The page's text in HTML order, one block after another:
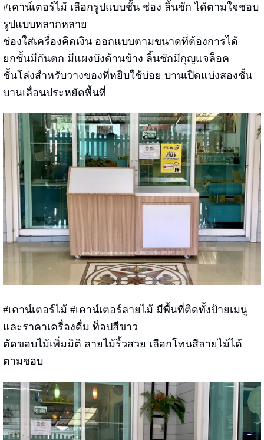
#เคาน์เตอร์ไม้ เลือกรูปแบบชั้น ช่อง ลิ้นชัก ได้ตามใจชอบ
รูปแบบหลากหลาย
ช่องใส่เครื่องคิดเงิน ออกแบบตามขนาดที่ต้องการได้
ยกชั้นมีกันตก มีแผงบังด้านข้าง ลิ้นชักมีกุญแจล็อค
ชั้นโล่งสำหรับวางของที่หยิบใช้บ่อย บานเปิดแบ่งสองชั้น
บานเลื่อนประหยัดพื้นที่
#เคาน์เตอร์ไม้ #เคาน์เตอร์ลายไม้ มีพื้นที่ติดทั้งป้ายเมนู
และราคาเครื่องดื่ม ท็อปสีขาว
ตัดขอบไม้เพิ่มมิติ ลายไม้ริ้วสวย เลือกโทนสีลายไม้ได้
ตามชอบ